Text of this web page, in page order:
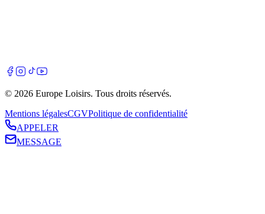
© 2026 Europe Loisirs. Tous droits réservés.
Mentions légalesCGVPolitique de confidentialité
APPELER
MESSAGE